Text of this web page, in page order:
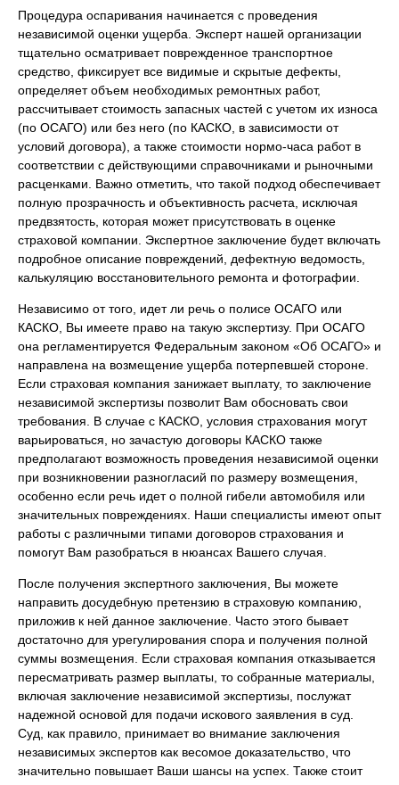
Процедура оспаривания начинается с проведения
независимой оценки ущерба. Эксперт нашей организации
тщательно осматривает поврежденное транспортное
средство, фиксирует все видимые и скрытые дефекты,
определяет объем необходимых ремонтных работ,
рассчитывает стоимость запасных частей с учетом их износа
(по ОСАГО) или без него (по КАСКО, в зависимости от
условий договора), а также стоимости нормо-часа работ в
соответствии с действующими справочниками и рыночными
расценками. Важно отметить, что такой подход обеспечивает
полную прозрачность и объективность расчета, исключая
предвзятость, которая может присутствовать в оценке
страховой компании. Экспертное заключение будет включать
подробное описание повреждений, дефектную ведомость,
калькуляцию восстановительного ремонта и фотографии.
Независимо от того, идет ли речь о полисе ОСАГО или
КАСКО, Вы имеете право на такую экспертизу. При ОСАГО
она регламентируется Федеральным законом «Об ОСАГО» и
направлена на возмещение ущерба потерпевшей стороне.
Если страховая компания занижает выплату, то заключение
независимой экспертизы позволит Вам обосновать свои
требования. В случае с КАСКО, условия страхования могут
варьироваться, но зачастую договоры КАСКО также
предполагают возможность проведения независимой оценки
при возникновении разногласий по размеру возмещения,
особенно если речь идет о полной гибели автомобиля или
значительных повреждениях. Наши специалисты имеют опыт
работы с различными типами договоров страхования и
помогут Вам разобраться в нюансах Вашего случая.
После получения экспертного заключения, Вы можете
направить досудебную претензию в страховую компанию,
приложив к ней данное заключение. Часто этого бывает
достаточно для урегулирования спора и получения полной
суммы возмещения. Если страховая компания отказывается
пересматривать размер выплаты, то собранные материалы,
включая заключение независимой экспертизы, послужат
надежной основой для подачи искового заявления в суд.
Суд, как правило, принимает во внимание заключения
независимых экспертов как весомое доказательство, что
значительно повышает Ваши шансы на успех. Также стоит